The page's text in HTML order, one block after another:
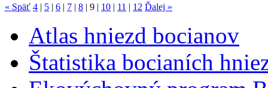
« Späť 4 | 5 | 6 | 7 | 8 | 9 | 10 | 11 | 12 Ďalej »
Atlas hniezd bocianov
Štatistika bocianích